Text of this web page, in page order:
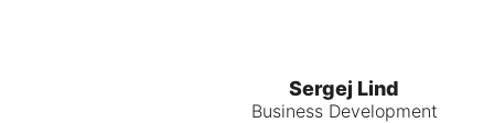
Sergej Lind
Business Development